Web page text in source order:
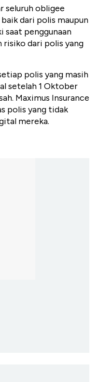
seluruh obligee
dari polis maupun
saat penggunaan
risiko dari polis yang
polis yang masih
setelah 1 Oktober
Maximus Insurance
polis yang tidak
mereka.